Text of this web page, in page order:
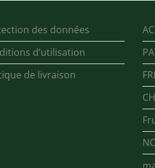
des données
d’utilisation
de livraison